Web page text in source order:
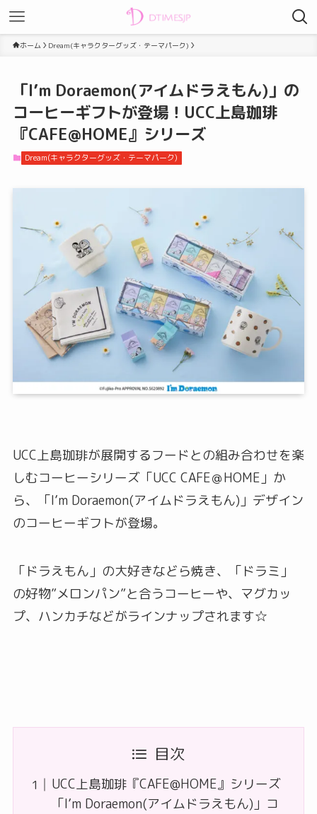
ホーム Dream(キャラクターグッズ・テーマパーク)
「I’m Doraemon(アイムドラえもん)」の
コーヒーギフトが登場！UCC上島珈琲
『CAFE@HOME』シリーズ
Dream(キャラクターグッズ・テーマパーク)
UCC上島珈琲が展開するフードとの組み合わせを楽
しむコーヒーシリーズ「UCC CAFE＠HOME」か
ら、「I’m Doraemon(アイムドラえもん)」デザイン
のコーヒーギフトが登場。
「ドラえもん」の大好きなどら焼き、「ドラミ」
の好物”メロンパン”と合うコーヒーや、マグカッ
プ、ハンカチなどがラインナップされます☆
目次
UCC上島珈琲『CAFE@HOME』シリーズ
「I’m Doraemon(アイムドラえもん)」コ